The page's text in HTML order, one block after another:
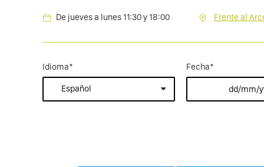
De jueves a lunes 11:30 y 18:00 Frente al
Idioma* Fecha*